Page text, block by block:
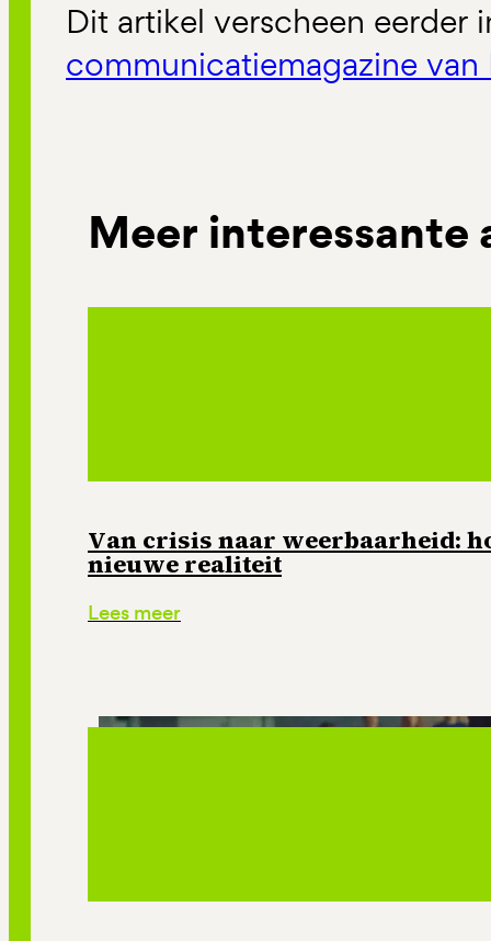
Dit artikel verscheen eerder
communicatiemagazine van
Meer interessante
Van crisis naar weerbaarheid:
nieuwe realiteit
Lees meer